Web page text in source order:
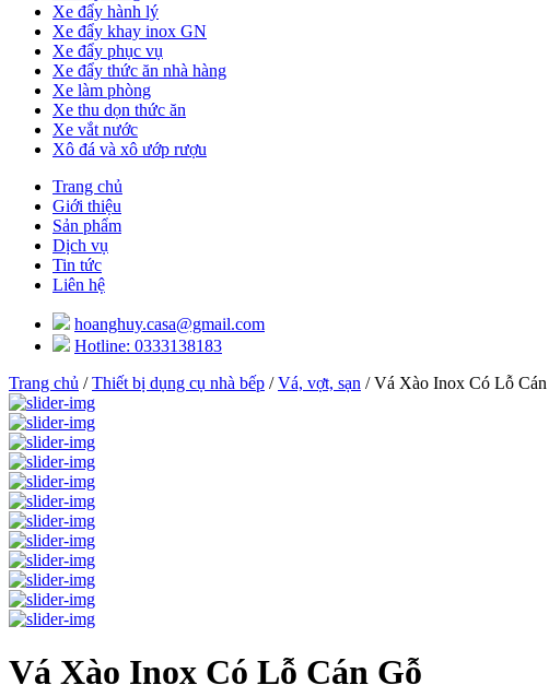
Xe đẩy hành lý
Xe đẩy khay inox GN
Xe đẩy phục vụ
Xe đẩy thức ăn nhà hàng
Xe làm phòng
Xe thu dọn thức ăn
Xe vắt nước
Xô đá và xô ướp rượu
Trang chủ
Giới thiệu
Sản phẩm
Dịch vụ
Tin tức
Liên hệ
hoanghuy.casa@gmail.com
Hotline: 0333138183
Trang chủ /Thiết bị dụng cụ nhà bếp /Vá, vợt, sạn / Vá Xào Inox Có Lỗ
Vá Xào Inox Có Lỗ Cán Gỗ